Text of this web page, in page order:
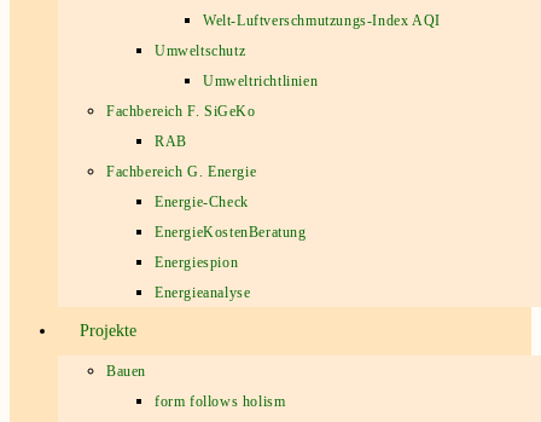
Welt-Luftverschmutzungs-Index AQI
Umweltschutz
Umweltrichtlinien
Fachbereich F. SiGeKo
RAB
Fachbereich G. Energie
Energie-Check
EnergieKostenBeratung
Energiespion
Energieanalyse
Projekte
Bauen
form follows holism